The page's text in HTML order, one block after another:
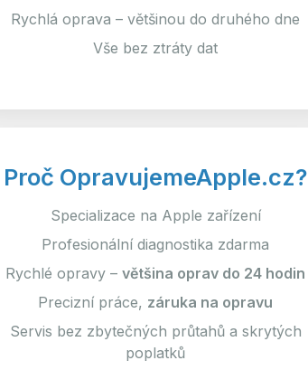
Rychlá oprava – většinou do druhého dne
Vše bez ztráty dat
Proč OpravujemeApple.cz?
Specializace na Apple zařízení
Profesionální diagnostika zdarma
Rychlé opravy –většina oprav do 24 hodin
Precizní práce, záruka na opravu
Servis bez zbytečných průtahů a skrytých
poplatků